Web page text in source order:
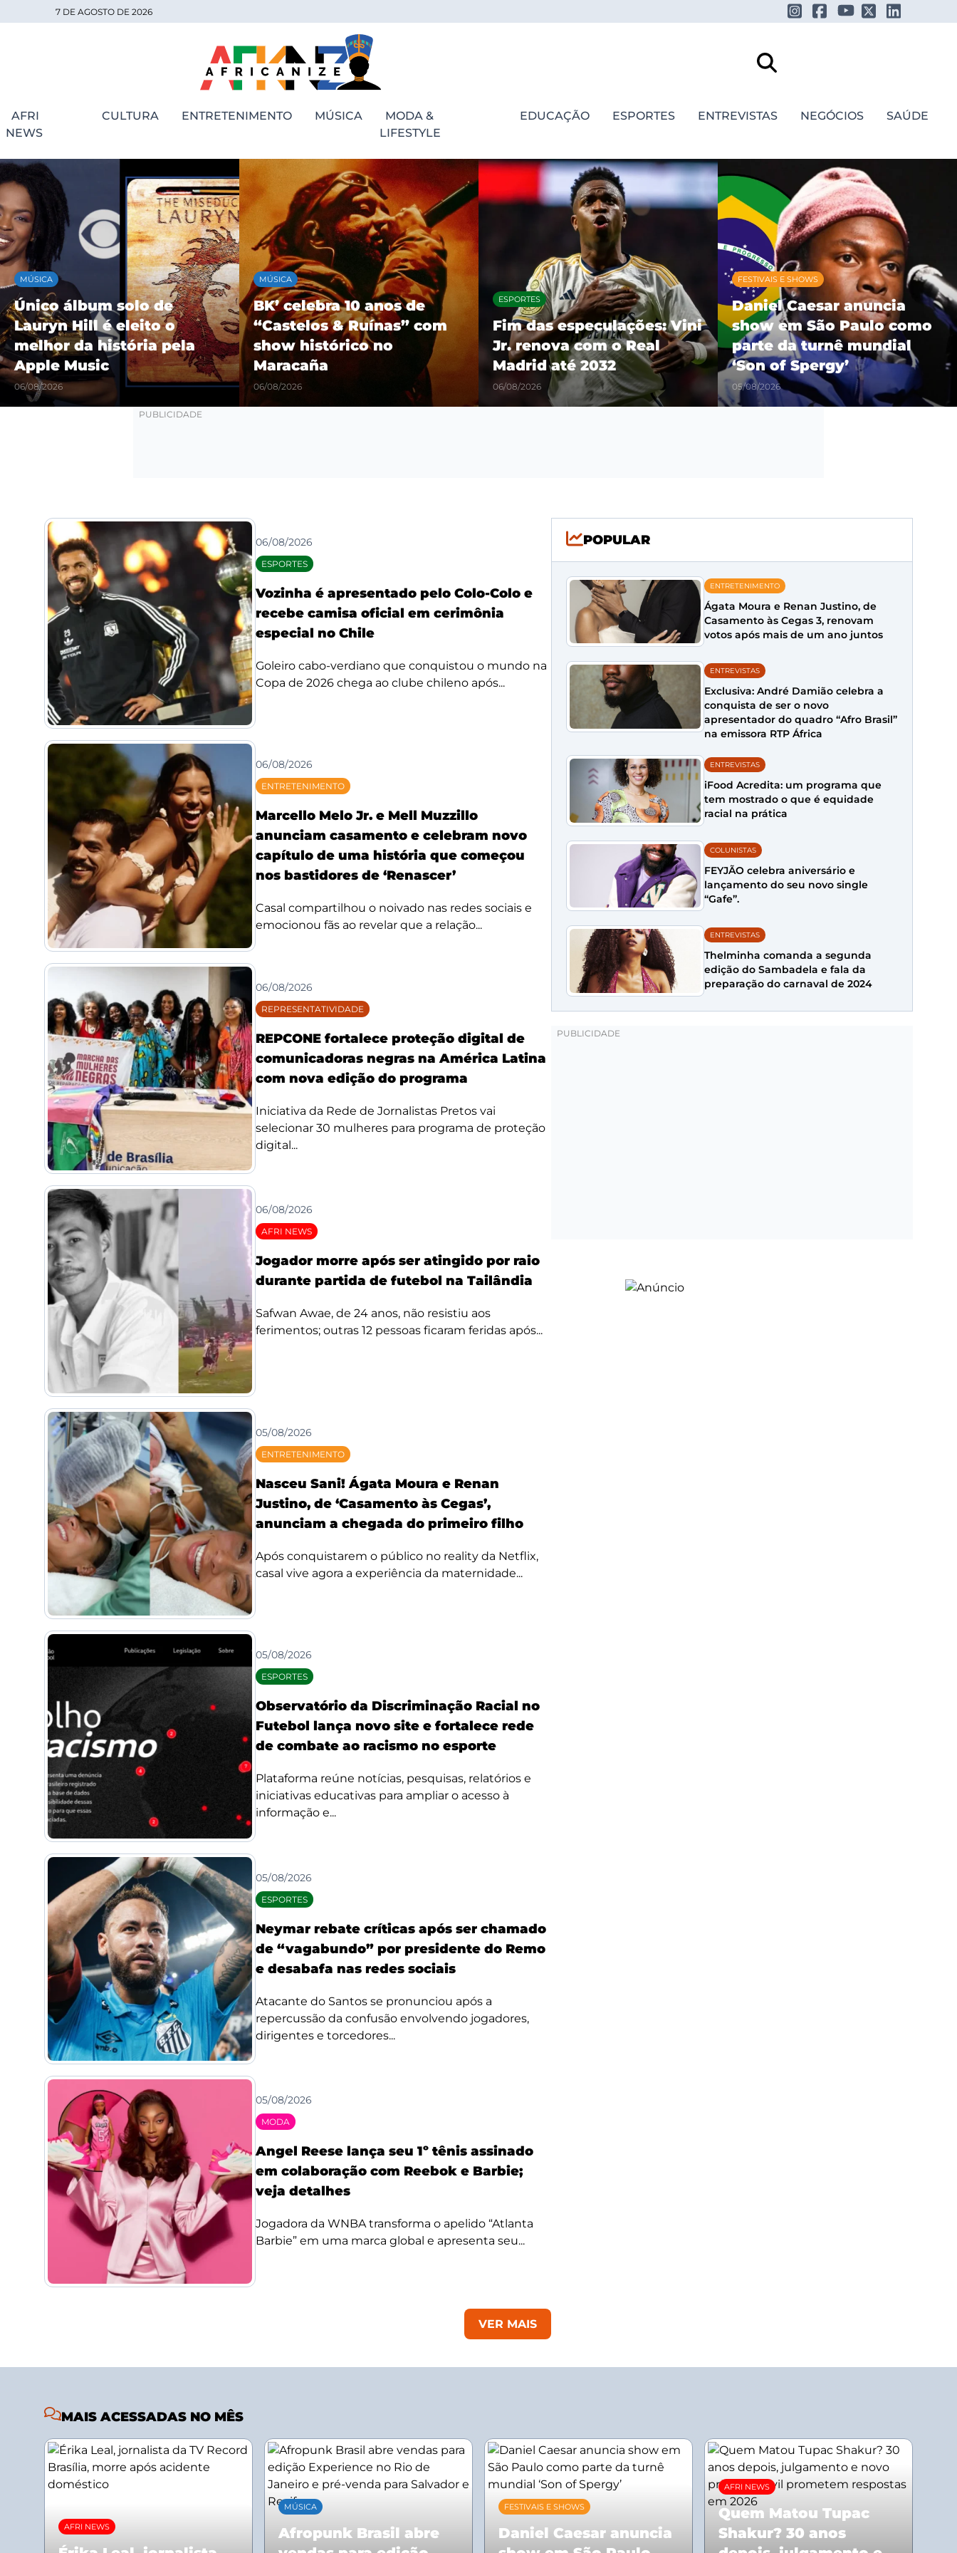
7 DE AGOSTO DE 2026
AFRI
NEWS
CULTURA ENTRETENIMENTO MÚSICA
MODA &
LIFESTYLE
EDUCAÇÃO ESPORTES ENTREVISTAS NEGÓCIOS SAÚDE
MÚSICA
Único álbum solo de
Lauryn Hill é eleito o
melhor da história pela
Apple Music
06/08/2026
MÚSICA
BK’ celebra 10 anos de
“Castelos & Ruínas” com
show histórico no
Maracaña
06/08/2026
ESPORTES
Fim das especulações: Vini
Jr. renova com o Real
Madrid até 2032
06/08/2026
FESTIVAIS E SHOWS
Daniel Caesar anuncia
show em São Paulo como
parte da turnê mundial
‘Son of Spergy’
05/08/2026
06/08/2026
ESPORTES
Vozinha é apresentado pelo Colo-Colo e
recebe camisa oficial em cerimônia
especial no Chile
Goleiro cabo-verdiano que conquistou o mundo na
Copa de 2026 chega ao clube chileno após...
06/08/2026
ENTRETENIMENTO
Marcello Melo Jr. e Mell Muzzillo
anunciam casamento e celebram novo
capítulo de uma história que começou
nos bastidores de ‘Renascer’
Casal compartilhou o noivado nas redes sociais e
emocionou fãs ao revelar que a relação...
06/08/2026
REPRESENTATIVIDADE
REPCONE fortalece proteção digital de
comunicadoras negras na América Latina
com nova edição do programa
Iniciativa da Rede de Jornalistas Pretos vai
selecionar 30 mulheres para programa de proteção
digital...
06/08/2026
AFRI NEWS
Jogador morre após ser atingido por raio
durante partida de futebol na Tailândia
Safwan Awae, de 24 anos, não resistiu aos
ferimentos; outras 12 pessoas ficaram feridas após...
05/08/2026
ENTRETENIMENTO
Nasceu Sani! Ágata Moura e Renan
Justino, de ‘Casamento às Cegas’,
anunciam a chegada do primeiro filho
Após conquistarem o público no reality da Netflix,
casal vive agora a experiência da maternidade...
05/08/2026
ESPORTES
Observatório da Discriminação Racial no
Futebol lança novo site e fortalece rede
de combate ao racismo no esporte
Plataforma reúne notícias, pesquisas, relatórios e
iniciativas educativas para ampliar o acesso à
informação e...
05/08/2026
ESPORTES
Neymar rebate críticas após ser chamado
de “vagabundo” por presidente do Remo
e desabafa nas redes sociais
Atacante do Santos se pronunciou após a
repercussão da confusão envolvendo jogadores,
dirigentes e torcedores...
05/08/2026
MODA
Angel Reese lança seu 1º tênis assinado
em colaboração com Reebok e Barbie;
veja detalhes
Jogadora da WNBA transforma o apelido “Atlanta
Barbie” em uma marca global e apresenta seu...
VER MAIS
POPULAR
ENTRETENIMENTO
Ágata Moura e Renan Justino, de
Casamento às Cegas 3, renovam
votos após mais de um ano juntos
ENTREVISTAS
Exclusiva: André Damião celebra a
conquista de ser o novo
apresentador do quadro “Afro Brasil”
na emissora RTP África
ENTREVISTAS
iFood Acredita: um programa que
tem mostrado o que é equidade
racial na prática
COLUNISTAS
FEYJÃO celebra aniversário e
lançamento do seu novo single
“Gafe”.
ENTREVISTAS
Thelminha comanda a segunda
edição do Sambadela e fala da
preparação do carnaval de 2024
MAIS ACESSADAS NO MÊS
AFRI NEWS
MÚSICA
Afropunk Brasil abre
FESTIVAIS E SHOWS
Daniel Caesar anuncia
AFRI NEWS
Quem Matou Tupac
Shakur? 30 anos